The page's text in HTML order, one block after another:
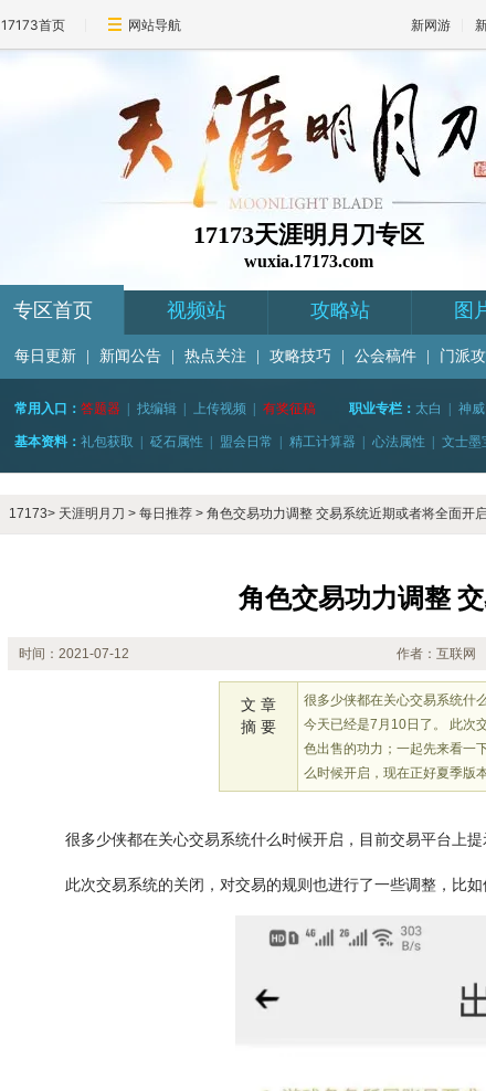
17173首页 网站导航 新网游
17173天涯明月刀专区
wuxia.17173.com
专区首页 视频站 攻略站 图
每日更新 新闻公告 热点关注 攻略技巧 公会稿件 门派
常用入口： 答题器 找编辑 上传视频 有奖征稿 职业专栏： 太白 神威
基本资料： 礼包获取 砭石属性 盟会日常 精工计算器 心法属性 文士墨
17173> 天涯明月刀 > 每日推荐 > 角色交易功力调整 交易系统近期或者将全面开启
角色交易功力调整
时间：2021-07-12 作者：互联网
文 章
摘 要
很多少侠都在关心交易系统什
今天已经是7月10日了。 此次
色出售的功力；一起先来看一
么时候开启，现在正好夏季版
很多少侠都在关心交易系统什么时候开启，目前交易平台上
此次交易系统的关闭，对交易的规则也进行了一些调整，比